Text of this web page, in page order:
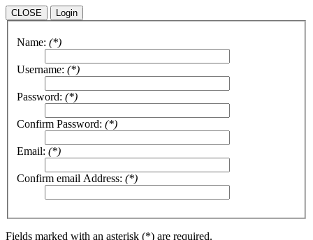
CLOSE Login
Name: (*)
Username: (*)
Password: (*)
Confirm Password: (*)
Email: (*)
Confirm email Address: (*)
Fields marked with an asterisk (*) are required.